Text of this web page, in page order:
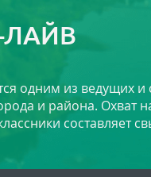
ЛАЙВ
одним из ведущих и
и района. Охват
составляет